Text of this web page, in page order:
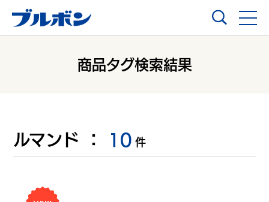
商品タグ検索結果
ルマンド ： 10 件